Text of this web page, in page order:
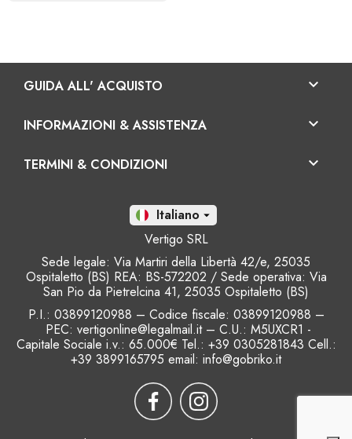
GUIDA ALL' ACQUISTO 
INFORMAZIONI & ASSISTENZA 
TERMINI & CONDIZIONI 
It 
Vertigo SRL
Sede legale: Via Martiri della Libertà 42/e, 25035
Ospitaletto (BS) REA: BS-572202 / Sede operativa: Via
San Pio da Pietrelcina 41, 25035 Ospitaletto (BS)
P.I.: 03899120988 – Codice fiscale: 03899120988 –
PEC: vertigonline@legalmail.it – C.U.: M5UXCR1 -
Capitale Sociale i.v.: 65.000€ Tel.: +39 0305281843 Cell.:
+39 3899165795 email: info@gobriko.it